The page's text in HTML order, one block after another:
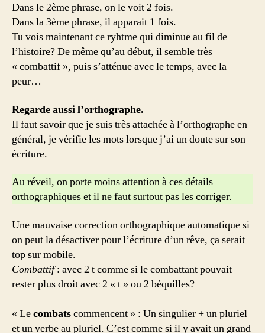
Dans le 2ème phrase, on le voit 2 fois.
Dans la 3ème phrase, il apparait 1 fois.
Tu vois maintenant ce ryhtme qui diminue au fil de
l’histoire? De même qu’au début, il semble très
« combattif », puis s’atténue avec le temps, avec la
peur…
Regarde aussi l’orthographe.
Il faut savoir que je suis très attachée à l’orthographe en
général, je vérifie les mots lorsque j’ai un doute sur son
écriture.
Au réveil, on porte moins attention à ces détails
orthographiques et il ne faut surtout pas les corriger.
Une mauvaise correction orthographique automatique si
on peut la désactiver pour l’écriture d’un rêve, ça serait
top sur mobile.
Combattif: avec 2 t comme si le combattant pouvait
rester plus droit avec 2 « t » ou 2 béquilles?
« Lecombatscommencent » : Un singulier + un pluriel
et un verbe au pluriel. C’est comme si il y avait un grand